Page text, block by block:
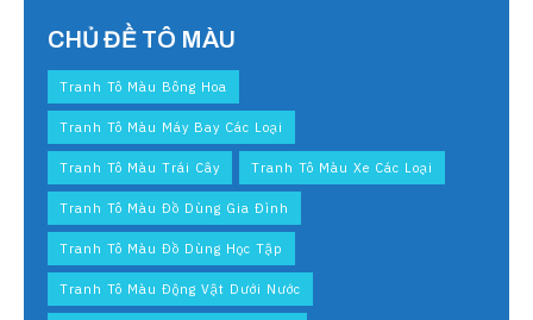
CHỦ ĐỀ TÔ MÀU
Tranh Tô Màu Bông Hoa
Tranh Tô Màu Máy Bay Các Loại
Tranh Tô Màu Trái Cây Tranh Tô Màu Xe Các Loại
Tranh Tô Màu Đồ Dùng Gia Đình
Tranh Tô Màu Đồ Dùng Học Tập
Tranh Tô Màu Động Vật Dưới Nước